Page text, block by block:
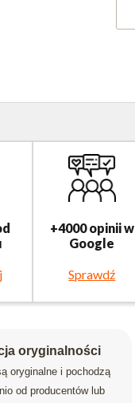
+4000 opinii w
Google
Sprawdź
oryginalności
oryginalne i pochodzą
od producentów lub